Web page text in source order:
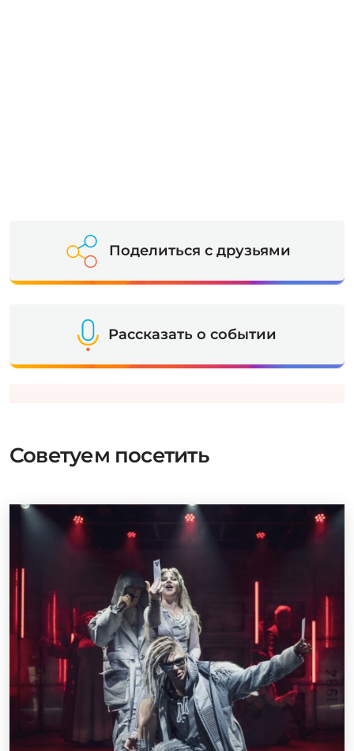
Поделиться с друзьями
Рассказать о событии
Советуем посетить